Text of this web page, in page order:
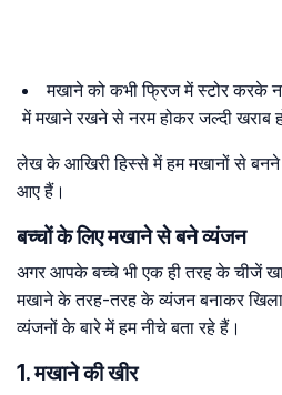
मखाने को कभी फ्रिज में स्टोर करके
में मखाने रखने से नरम होकर जल्दी खराब
लेख के आखिरी हिस्से में हम मखानों से बनने
आए हैं।
बच्चों के लिए मखाने से बने व्यंजन
अगर आपके बच्चे भी एक ही तरह के चीजें
मखाने के तरह-तरह के व्यंजन बनाकर
व्यंजनों के बारे में हम नीचे बता रहे हैं।
1. मखाने की खीर